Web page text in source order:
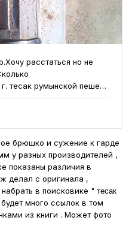
брюшко и сужение к гарде
у разных производителей ,
показаны различия в
делал с оригинала ,
в поисковике " тесак
много ссылок в том
из книги . Может фото